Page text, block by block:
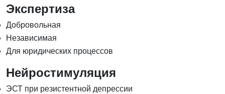
Экспертиза
Добровольная
Независимая
Для юридических процессов
Нейростимуляция
ЭСТ при резистентной депрессии